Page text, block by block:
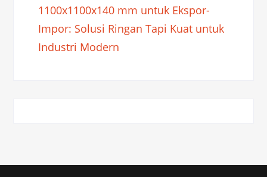
1100x1100x140 mm untuk Ekspor-
Impor: Solusi Ringan Tapi Kuat untuk
Industri Modern